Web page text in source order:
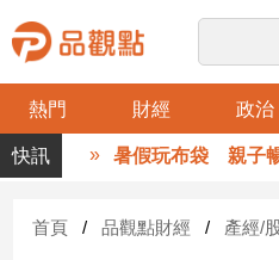
熱門 財經 政治
品
觀
財
暑假玩布袋 親子暢遊
首頁 品觀點財經 產經/